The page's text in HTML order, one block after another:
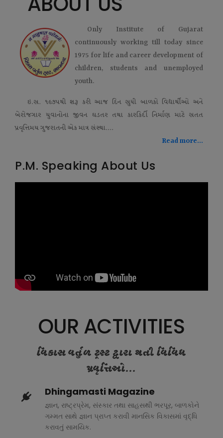
Only Institute of Gujarat
continuously working till today since
1975 for life and career development of
children, students and unemployed
youth.
ઇ.સ. ૧૯૭૫થી શરૂ કરી આજ દિન સુધી બાળકો વિદ્યાર્થીઓ અને
બેરોજગાર યુવાનોના જીવન ઘડતર તથા કારકિર્દી નિર્માણ માટે સતત
પ્રવૃત્તિમય ગુજરાતની એક માત્ર સંસ્થા....
Read more...
P.M. Speaking About Us
OUR ACTIVITIES
વિકાસ વર્તુળ ટ્રસ્ટ દ્વારા થતી વિવિધ
પ્રવૃત્તિઓ...
Dhingamasti Magazine
જ્ઞાન, રાષ્ટ્રપ્રેમ, સંસ્કાર તથા સાહસથી ભરપૂર, બાળકોને
ગમ્મત સાથે જ્ઞાન પ્રાપ્ત કરાવી માનસિક વિકાસમાં વૃદ્ધિ
કરાવતું સામયિક.